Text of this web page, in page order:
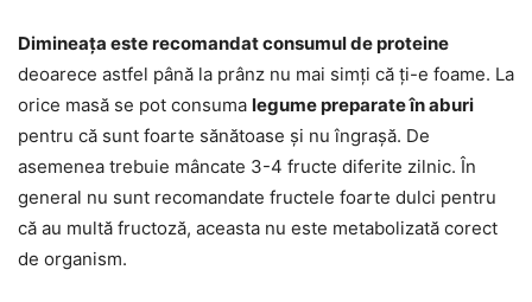
Dimineața este recomandat consumul de proteine
deoarece astfel până la prânz nu mai simți că ți-e foame. La
orice masă se pot consuma legume preparate în aburi
pentru că sunt foarte sănătoase și nu îngrașă. De
asemenea trebuie mâncate 3-4 fructe diferite zilnic. În
general nu sunt recomandate fructele foarte dulci pentru
că au multă fructoză, aceasta nu este metabolizată corect
de organism.